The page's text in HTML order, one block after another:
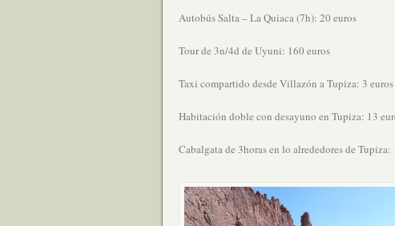
Autobús Salta – La Quiaca (7h): 20 euros
Tour de 3n/4d de Uyuni: 160 euros
Taxi compartido desde Villazón a Tupiza: 3 euros
Habitación doble con desayuno en Tupiza: 13
Cabalgata de 3horas en lo alrededores de Tupiza: